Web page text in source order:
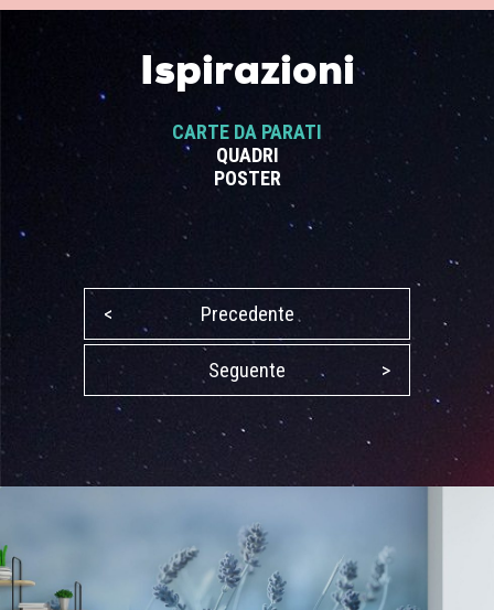
Ispirazioni
CARTE DA PARATI
QUADRI
POSTER
< Precedente
Seguente >